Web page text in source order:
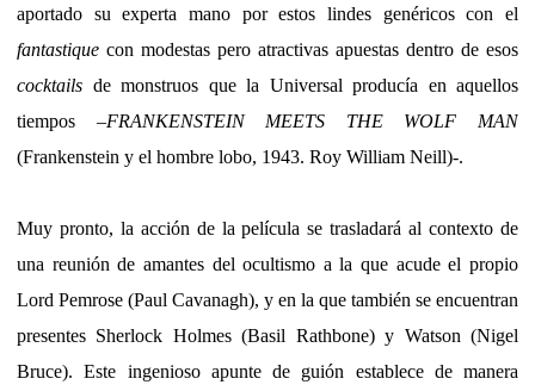
aportado su experta mano por estos lindes genéricos con el
fantastique con modestas pero atractivas apuestas dentro de esos
cocktails de monstruos que la Universal producía en aquellos
tiempos –FRANKENSTEIN MEETS THE WOLF MAN
(Frankenstein y el hombre lobo, 1943. Roy William Neill)-.
Muy pronto, la acción de la película se trasladará al contexto de
una reunión de amantes del ocultismo a la que acude el propio
Lord Pemrose (Paul Cavanagh), y en la que también se encuentran
presentes Sherlock Holmes (Basil Rathbone) y Watson (Nigel
Bruce). Este ingenioso apunte de guión establece de manera